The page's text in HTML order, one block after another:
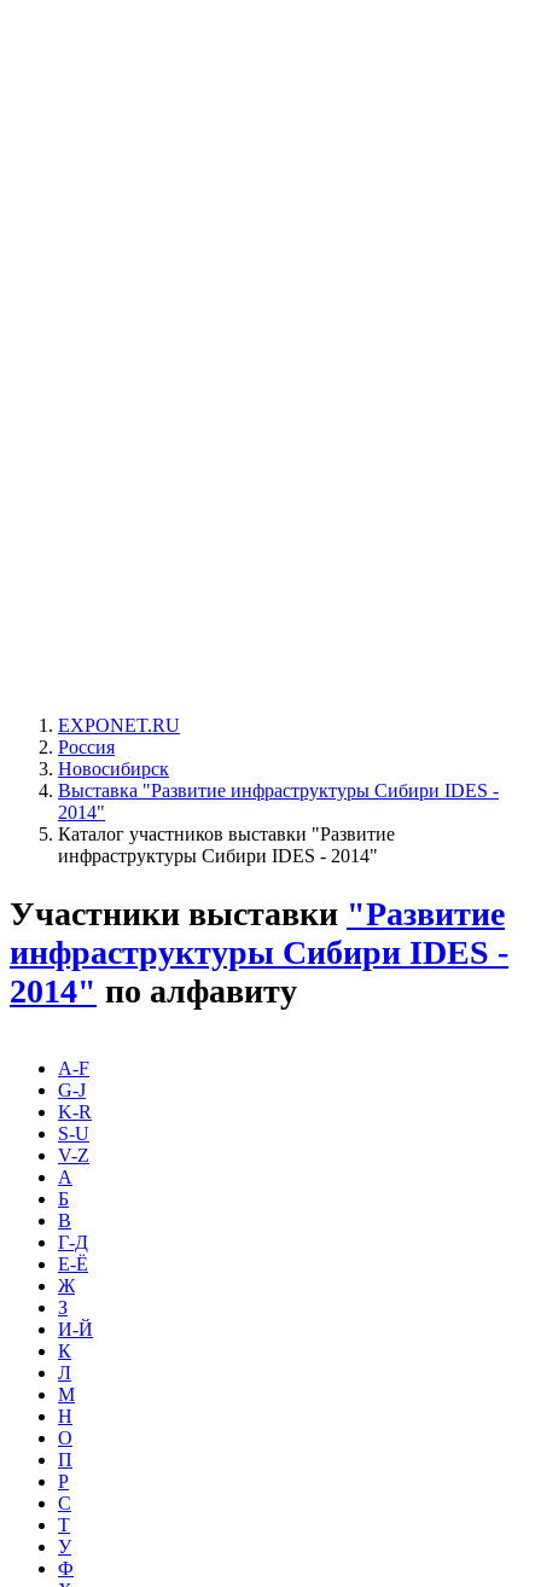
EXPONET.RU
Россия
Новосибирск
Выставка "Развитие инфраструктуры Сибири IDES -
2014"
Каталог участников выставки "Развитие
инфраструктуры Сибири IDES - 2014"
Участники выставки "Развитие
инфраструктуры Сибири IDES -
2014" по алфавиту
A-F
G-J
K-R
S-U
V-Z
А
Б
В
Г-Д
Е-Ё
Ж
З
И-Й
К
Л
М
Н
О
П
Р
С
Т
У
Ф